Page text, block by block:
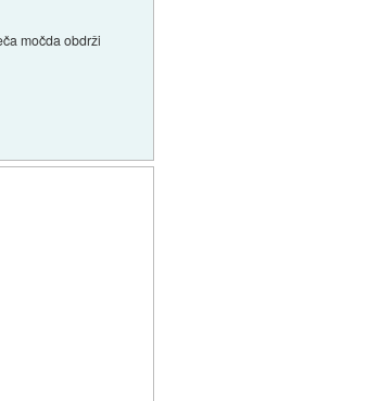
močda obdrži